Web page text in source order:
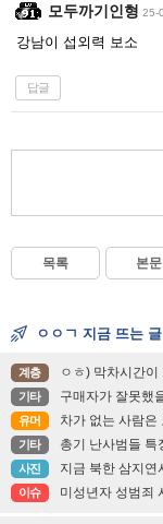
모두까기인형 25-
강남이 섭외력 보소
답글
목록 본문
ㅇㅇㄱ 지금 뜨는 글
계층 ㅇㅎ) 막차시간이
기타 구매자가 잘못했
유머 차가 없는 사람은
기타 총기 난사범들 특
사진 지금 북한 삼지연
이슈 미성년자 성범죄